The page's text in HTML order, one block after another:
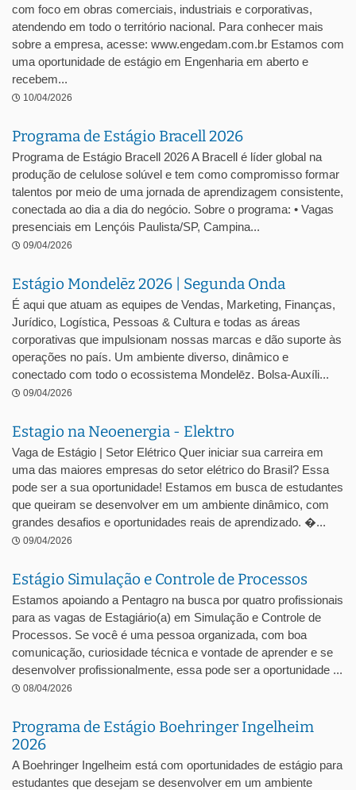
com foco em obras comerciais, industriais e corporativas,
atendendo em todo o território nacional. Para conhecer mais
sobre a empresa, acesse: www.engedam.com.br Estamos com
uma oportunidade de estágio em Engenharia em aberto e
recebem...
10/04/2026
Programa de Estágio Bracell 2026
Programa de Estágio Bracell 2026 A Bracell é líder global na
produção de celulose solúvel e tem como compromisso formar
talentos por meio de uma jornada de aprendizagem consistente,
conectada ao dia a dia do negócio. Sobre o programa: • Vagas
presenciais em Lençóis Paulista/SP, Campina...
09/04/2026
Estágio Mondelēz 2026 | Segunda Onda
É aqui que atuam as equipes de Vendas, Marketing, Finanças,
Jurídico, Logística, Pessoas & Cultura e todas as áreas
corporativas que impulsionam nossas marcas e dão suporte às
operações no país. Um ambiente diverso, dinâmico e
conectado com todo o ecossistema Mondelēz. Bolsa-Auxíli...
09/04/2026
Estagio na Neoenergia - Elektro
Vaga de Estágio | Setor Elétrico Quer iniciar sua carreira em
uma das maiores empresas do setor elétrico do Brasil? Essa
pode ser a sua oportunidade! Estamos em busca de estudantes
que queiram se desenvolver em um ambiente dinâmico, com
grandes desafios e oportunidades reais de aprendizado. �...
09/04/2026
Estágio Simulação e Controle de Processos
Estamos apoiando a Pentagro na busca por quatro profissionais
para as vagas de Estagiário(a) em Simulação e Controle de
Processos. Se você é uma pessoa organizada, com boa
comunicação, curiosidade técnica e vontade de aprender e se
desenvolver profissionalmente, essa pode ser a oportunidade ...
08/04/2026
Programa de Estágio Boehringer Ingelheim
2026
A Boehringer Ingelheim está com oportunidades de estágio para
estudantes que desejam se desenvolver em um ambiente